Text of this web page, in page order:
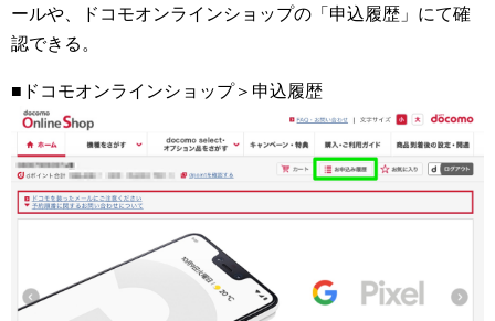
ールや、ドコモオンラインショップの「申込履歴」にて確
認できる。
■ドコモオンラインショップ＞申込履歴